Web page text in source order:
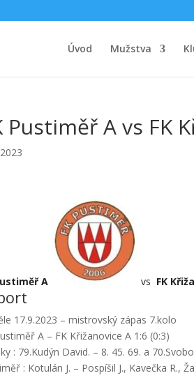
Úvod Mužstva
Pustiměř A vs FK
A vs FK
17.9.2023 – mistrovský zápas 7.kolo
A – FK Křižanovice A 1:6 (0:3)
: 79.Kudýn David. – 8. 45. 69. a
: Kotulán J. – Pospíšil J., Kavečka R.,